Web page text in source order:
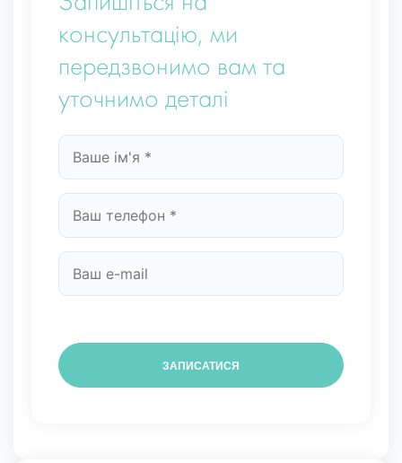
консультацію, ми
передзвонимо вам та
уточнимо деталі